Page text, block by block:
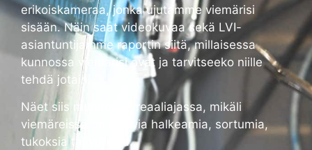
erikoiskameraa, jonka ujutamme viemärisi
sisään. Näin saat videokuvaa sekä LVI-
asiantuntijamme raportin siitä, millaisessa
kunnossa viemärisi ovat ja tarvitseeko niille
tehdä jotain.
Näet siis monitorilta reaaliajassa, mikäli
viemäreissä on alkavia halkeamia, sortumia,
tukoksia tai vuotoja.